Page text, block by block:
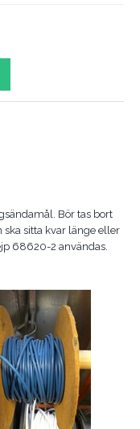
Bör tas bort
sitta kvar länge eller
68620-2 användas.